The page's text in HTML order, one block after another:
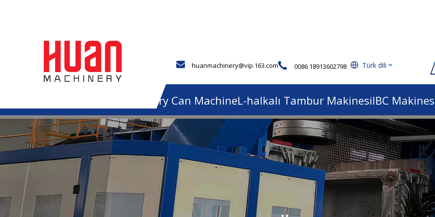
huanmachinery@vip.163.com 0086 18913602798 Türk dili
Jerry Can MachineL-halkalı Tambur MakinesiIBC